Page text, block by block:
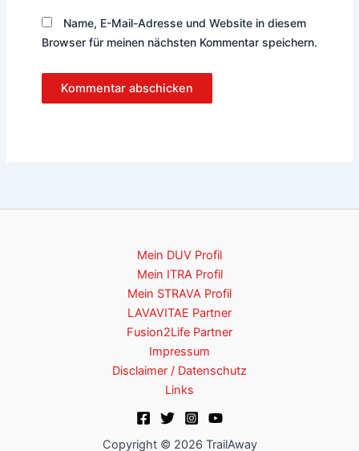
Name, E-Mail-Adresse und Website in diesem
Browser für meinen nächsten Kommentar speichern.
Mein DUV Profil
Mein ITRA Profil
Mein STRAVA Profil
LAVAVITAE Partner
Fusion2Life Partner
Impressum
Disclaimer / Datenschutz
Links
Copyright © 2026 TrailAway